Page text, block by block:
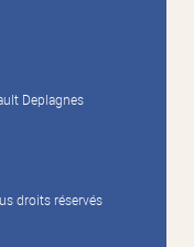
Deplagnes
droits réservés